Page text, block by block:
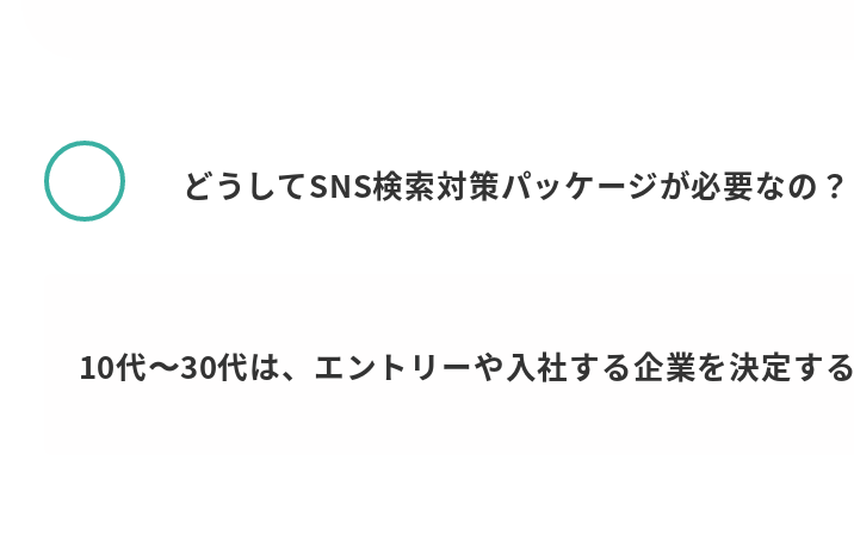
どうしてSNS検索対策パッケージが必要なの？
10代〜30代は、エントリーや入社する企業を決定する